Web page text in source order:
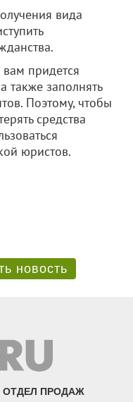
вида
придется
также заполнять
Поэтому, чтобы
средства
юристов.
новость
ОТДЕЛ ПРОДАЖ